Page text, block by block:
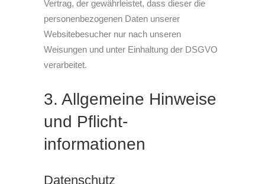
Vertrag, der gewährleistet, dass dieser die
personenbezogenen Daten unserer
Websitebesucher nur nach unseren
Weisungen und unter Einhaltung der DSGVO
verarbeitet.
3. Allgemeine Hinweise
und Pflicht­
informationen
Datenschutz